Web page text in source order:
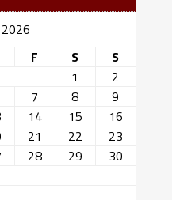
F S
S
1
2
7 8
9
14 15
16
21 22
23
28 29
30